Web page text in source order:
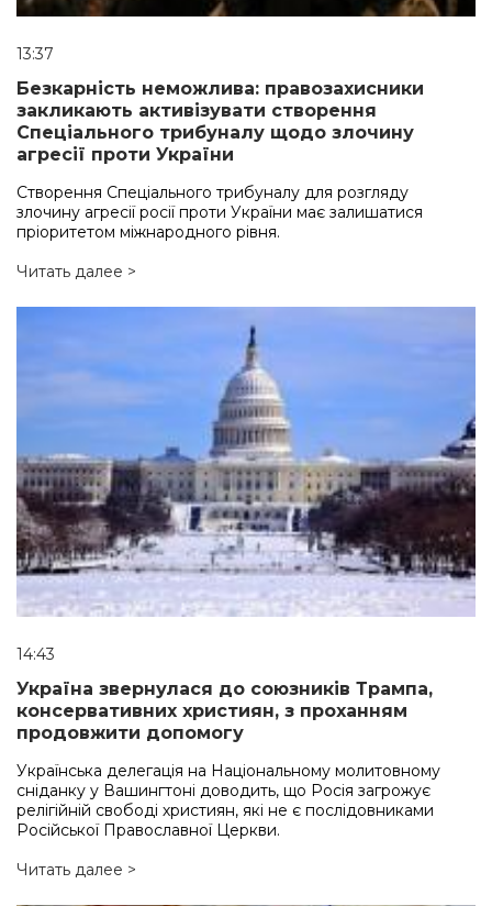
13:37
Безкарність неможлива: правозахисники
закликають активізувати створення
Спеціального трибуналу щодо злочину
агресії проти України
Створення Спеціального трибуналу для розгляду
злочину агресії росії проти України має залишатися
пріоритетом міжнародного рівня.
Читать далее >
14:43
Україна звернулася до союзників Трампа,
консервативних християн, з проханням
продовжити допомогу
Українська делегація на Національному молитовному
сніданку у Вашингтоні доводить, що Росія загрожує
релігійній свободі християн, які не є послідовниками
Російської Православної Церкви.
Читать далее >